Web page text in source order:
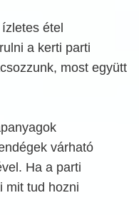
étel
a kerti parti
most együtt
várható
Ha a parti
mit tud hozni